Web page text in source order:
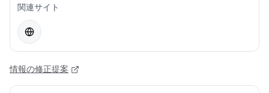
関連サイト
情報の修正提案